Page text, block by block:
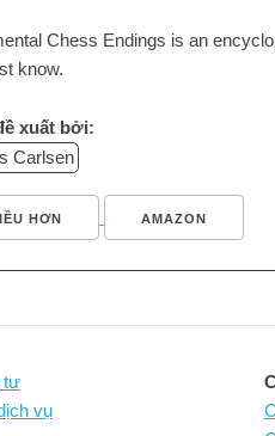
Chess Endings is an
know.
xuất bởi:
Carlsen
HƠN AMAZON
tư
vụ